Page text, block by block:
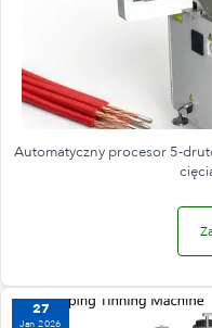
Automatyczny procesor 5-
27
Jan 2026